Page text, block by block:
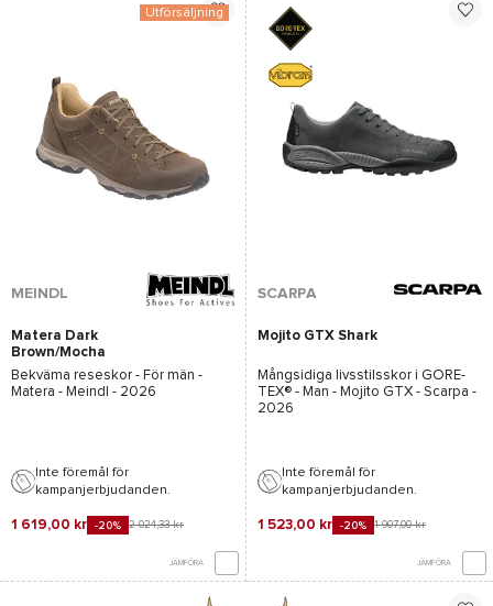
Utförsäljning
MEINDL
Matera Dark
Brown/Mocha
Bekväma reseskor - För män -
Matera - Meindl
- 2026
Inte föremål för
kampanjerbjudanden.
1 619,00 kr -20% 2 024,33 kr
JÄMFÖRA
SCARPA
Mojito GTX Shark
Mångsidiga livsstilsskor i GORE-
TEX® - Man - Mojito GTX - Scarpa -
2026
Inte föremål för
kampanjerbjudanden.
1 523,00 kr -20% 1 907,00 kr
JÄMFÖRA